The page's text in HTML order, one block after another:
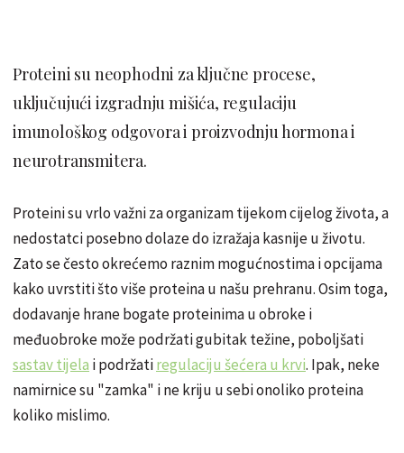
Proteini su neophodni za ključne procese,
uključujući izgradnju mišića, regulaciju
imunološkog odgovora i proizvodnju hormona i
neurotransmitera.
Proteini su vrlo važni za organizam tijekom cijelog života, a
nedostatci posebno dolaze do izražaja kasnije u životu.
Zato se često okrećemo raznim mogućnostima i opcijama
kako uvrstiti što više proteina u našu prehranu. Osim toga,
dodavanje hrane bogate proteinima u obroke i
međuobroke može podržati gubitak težine, poboljšati
sastav tijela i podržatiregulaciju šećera u krvi. Ipak, neke
namirnice su "zamka" i ne kriju u sebi onoliko proteina
koliko mislimo.